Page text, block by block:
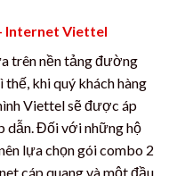
Internet Viettel
trên nền tảng đường
khi quý khách hàng
Viettel sẽ được áp
dẫn. Đối với những hộ
lựa chọn gói combo 2
cáp quang và một đầu